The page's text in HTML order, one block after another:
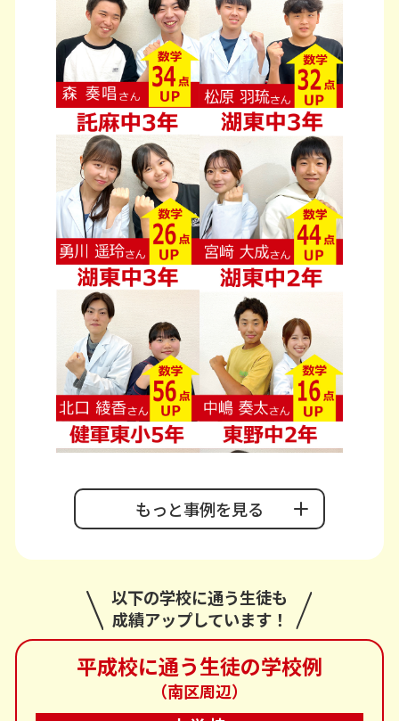
もっと事例を見る
以下の学校に通う生徒も
成績アップしています！
平成校に通う生徒の学校例
（南区周辺）